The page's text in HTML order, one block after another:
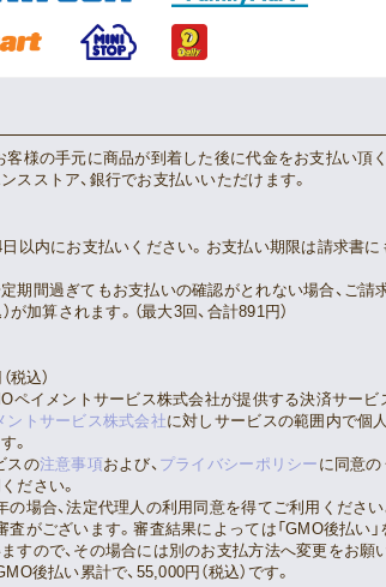
様の手元に商品が到着した後に代金をお支払い頂く
スストア、銀行でお支払いいただけます。
以内にお支払いください。お支払い期限は請求書に
期間過ぎてもお支払いの確認がとれない場合、ご請
が加算されます。（最大3回、合計891円）
税込）
ペイメントサービス株式会社が提供する決済サービ
ントサービス株式会社に対しサービスの範囲内で個
。
スの注意事項および、 プライバシーポリシー に同意の
ださい。
の場合、法定代理人の利用同意を得てご利用ください
査がございます。審査結果によっては「GMO後払い
すので、その場合には別のお支払方法へ変更をお願
後払い累計で、55,000円（税込）です。